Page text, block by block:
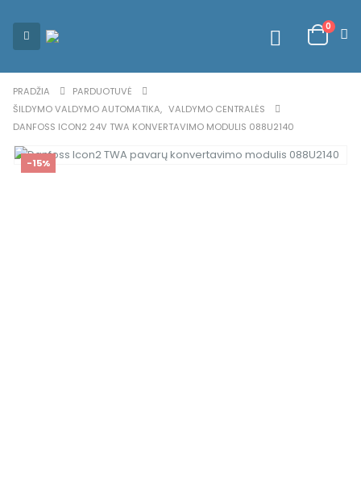
0
PRADŽIA
PARDUOTUVĖ
ŠILDYMO VALDYMO AUTOMATIKA, VALDYMO CENTRALĖS
DANFOSS ICON2 24V TWA KONVERTAVIMO MODULIS 088U2140
-15%